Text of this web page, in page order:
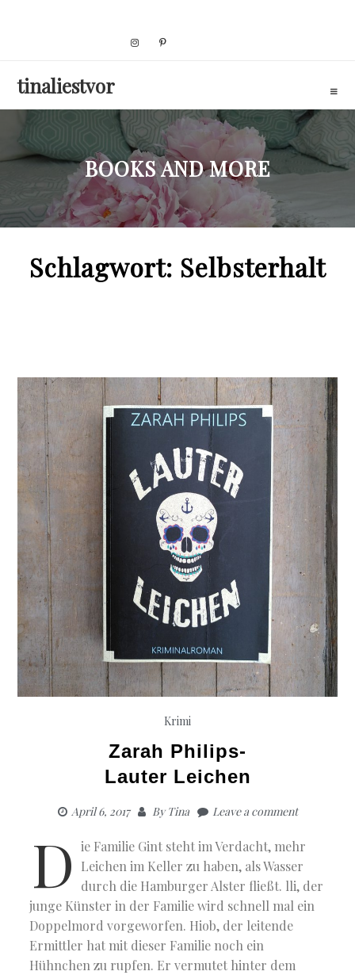
tinaliestvor
BOOKS AND MORE
Schlagwort: Selbsterhalt
Krimi
Zarah Philips-
Lauter Leichen
April 6, 2017 ByTina Leave a comment
D ie Familie Gint steht im Verdacht, mehr
Leichen im Keller zu haben, als Wasser
durch die Hamburger Alster fließt. lli, der
junge Künster in der Familie wird schnell mal ein
Doppelmord vorgeworfen. Hiob, der leitende
Ermittler hat mit dieser Familie noch ein
Hühnchen zu rupfen. Er vermutet hinter dem